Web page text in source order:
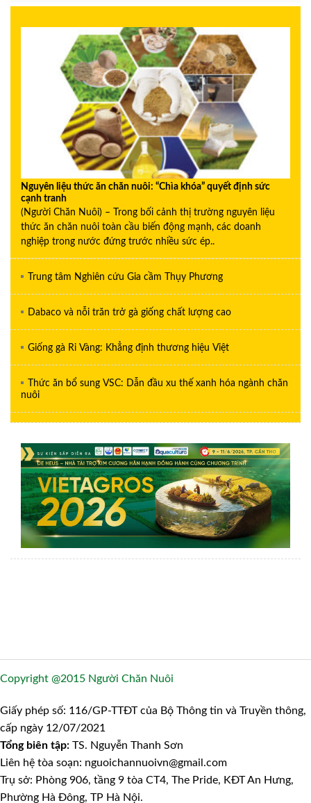
Nguyên liệu thức ăn chăn nuôi: “Chìa khóa” quyết định sức
cạnh tranh
(Người Chăn Nuôi) – Trong bối cảnh thị trường nguyên liệu
thức ăn chăn nuôi toàn cầu biến động mạnh, các doanh
nghiệp trong nước đứng trước nhiều sức ép..
Trung tâm Nghiên cứu Gia cầm Thụy Phương
Dabaco và nỗi trăn trở gà giống chất lượng cao
Giống gà Ri Vàng: Khẳng định thương hiệu Việt
Thức ăn bổ sung VSC: Dẫn đầu xu thế xanh hóa ngành chăn
nuôi
Copyright @2015 Người Chăn Nuôi
Giấy phép số: 116/GP-TTĐT của Bộ Thông tin và Truyền thông,
cấp ngày 12/07/2021
Tổng biên tập: TS. Nguyễn Thanh Sơn
Liên hệ tòa soạn: nguoichannuoivn@gmail.com
Trụ sở: Phòng 906, tầng 9 tòa CT4, The Pride, KĐT An Hưng,
Phường Hà Đông, TP Hà Nội.